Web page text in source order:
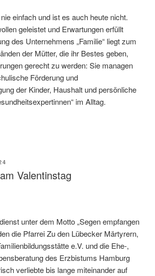
einfach und ist es auch heute nicht.
geleistet und Erwartungen erfüllt
des Unternehmens „Familie“ liegt zum
der Mütter, die ihr Bestes geben,
gerecht zu werden: Sie managen
Förderung und
der Kinder, Haushalt und persönliche
im Alltag.
Valentinstag
unter dem Motto „Segen empfangen
die Pfarrei Zu den Lübecker Märtyrern,
e.V. und die Ehe-,
des Erzbistums Hamburg
verliebte bis lange miteinander auf